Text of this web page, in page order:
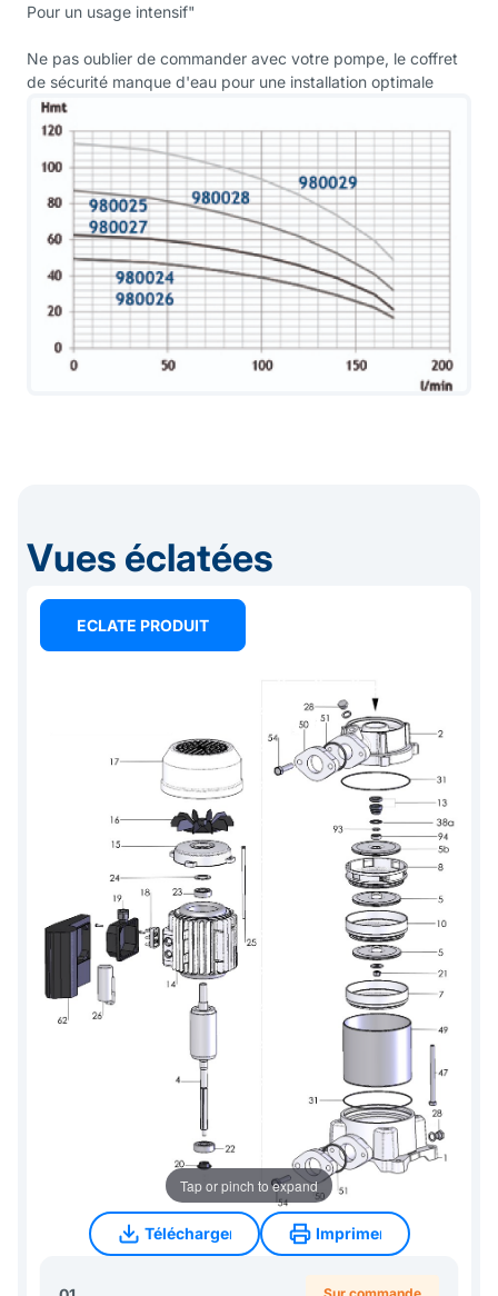
Pour un usage intensif"
Ne pas oublier de commander avec votre pompe, le coffret
de sécurité manque d'eau pour une installation optimale
Vues éclatées
ECLATE PRODUIT
Tap or pinch to expand
Télécharger
Télécharger
Imprimer
Imprimer